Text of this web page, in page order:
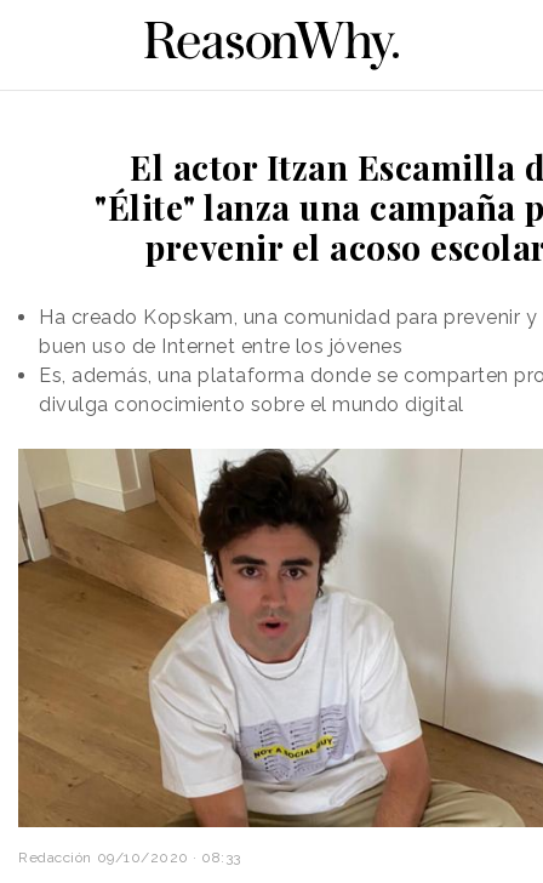
El actor Itzan Escamilla
"Élite" lanza una campaña
prevenir el acoso
Ha creado Kopskam, una comunidad para prevenir
buen uso de Internet entre los jóvenes
Es, además, una plataforma donde se comparten
divulga conocimiento sobre el mundo digital
Redacción 09/10/2020 · 08:33